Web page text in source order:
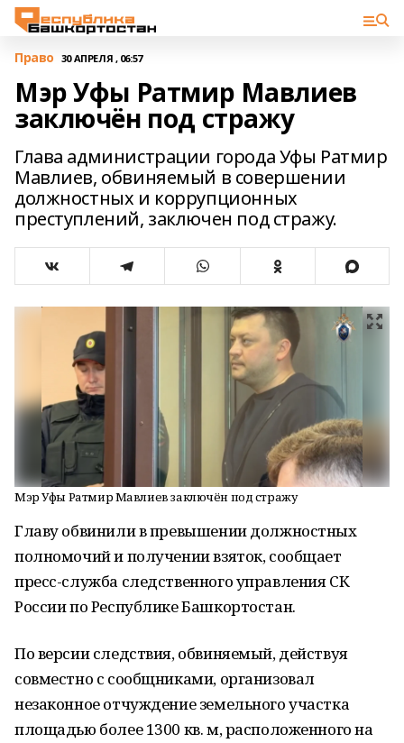
Право 30 АПРЕЛЯ , 06:57
Мэр Уфы Ратмир Мавлиев
заключён под стражу
Глава администрации города Уфы Ратмир
Мавлиев, обвиняемый в совершении
должностных и коррупционных
преступлений, заключен под стражу.
Мэр Уфы Ратмир Мавлиев заключён под стражу
Главу обвинили в превышении должностных
полномочий и получении взяток, сообщает
пресс-служба следственного управления СК
России по Республике Башкортостан.
По версии следствия, обвиняемый, действуя
совместно с сообщниками, организовал
незаконное отчуждение земельного участка
площадью более 1300 кв. м, расположенного на